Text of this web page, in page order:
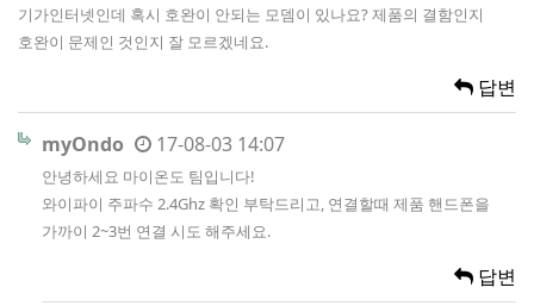
기가인터넷인데 혹시 호완이 안되는 모뎀이 있나요? 제품의 결함인지
호완이 문제인 것인지 잘 모르겠네요.
답변
myOndo 17-08-03 14:07
안녕하세요 마이온도 팀입니다!
와이파이 주파수 2.4Ghz 확인 부탁드리고, 연결할때 제품 핸드폰을
가까이 2~3번 연결 시도 해주세요.
답변